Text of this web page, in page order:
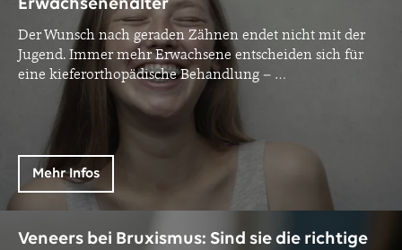
Erwachsenenalter
Der Wunsch nach geraden Zähnen endet nicht mit der
Jugend. Immer mehr Erwachsene entscheiden sich für
eine kieferorthopädische Behandlung – …
Mehr Infos
Veneers bei Bruxismus: Sind sie die richtige